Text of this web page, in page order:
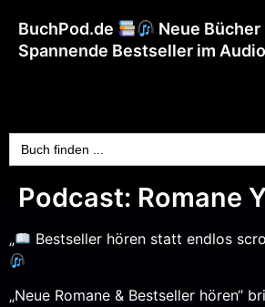
BuchPod.de
Neue Bücher
Spannende Bestseller im
Search
for:
Podcast: Romane
„ Bestseller hören statt endlos
„Neue Romane & Bestseller hören“